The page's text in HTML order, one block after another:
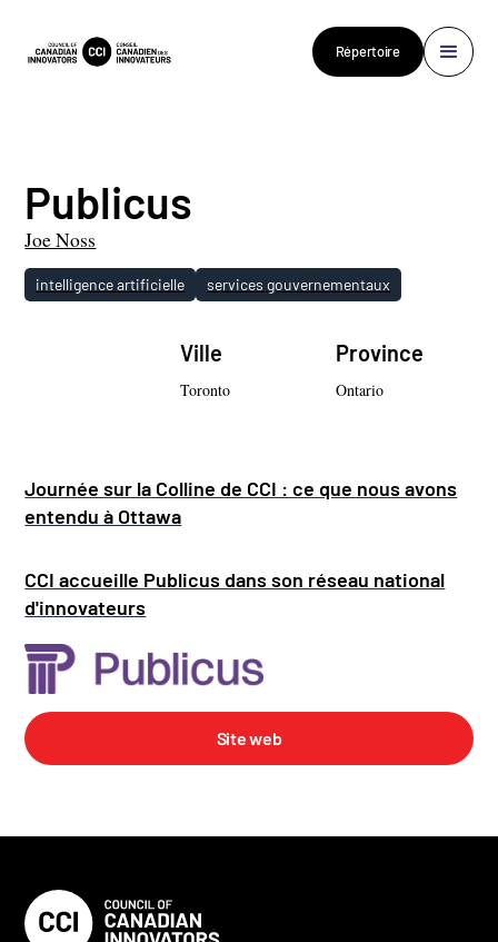
Répertoire
Site web
Publicus
Joe Noss
intelligence artificielle services gouvernementaux
Ville
Toronto
Province
Ontario
Journée sur la Colline de CCI : ce que nous avons
entendu à Ottawa
CCI accueille Publicus dans son réseau national
d'innovateurs